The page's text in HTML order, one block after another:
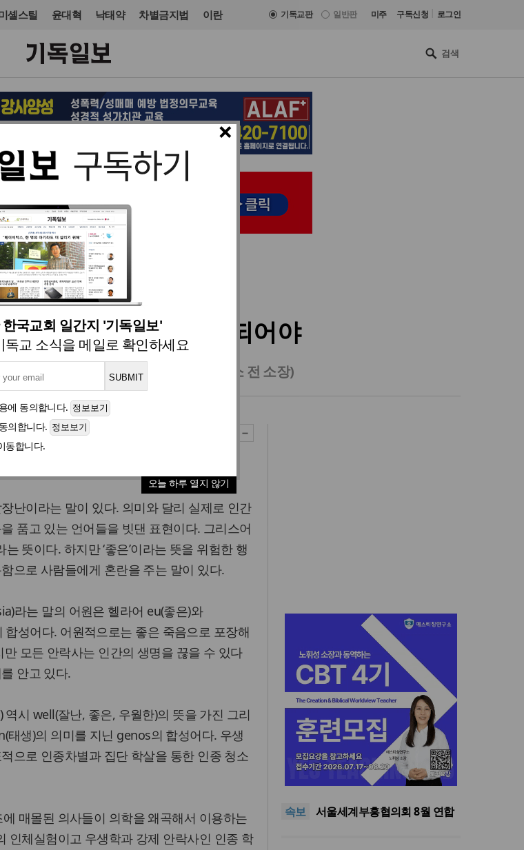
셸스틸 윤대혁 낙태약 차별금지법 이란 기독교판 일반판 미주 구독신청 로그인
×
국교회 일간지 '기독일보'
독교 소식을 메일로 확인하세요
에 동의합니다.
의합니다.
동합니다.
오늘 하루 열지 않기
칼럼 칼럼 입력 2025. 02. 26 14:35
하는 언론 보도 자제되어야
상임운영위원장, 성산생명윤리연구소 전 소장)
니다”
난이라는 말이 있다. 의미와 달리 실제로 인간
품고 있는 언어들을 빗댄 표현이다. 그리스어
는 뜻이다. 하지만 ‘좋은’이라는 뜻을 위험한 행
으로 사람들에게 혼란을 주는 말이 있다.
라는 말의 어원은 헬라어 eu(좋은)와
성어다. 어원적으로는 좋은 죽음으로 포장해
만 모든 안락사는 인간의 생명을 끊을 수 있다
안고 있다.
역시 well(잘난, 좋은, 우월한)의 뜻을 가진 그리
태생)의 의미를 지닌 genos의 합성어다. 우생
으로 인종차별과 집단 학살을 통한 인종 청소
매몰된 의사들이 의학을 왜곡해서 이용하는
인체실험이고 우생학과 강제 안락사인 인종 학
속보
“한국 복음의 시작에는 미국보
다 먼저 일본이 있었습니다”
“기도로 시작한 스틸 美 대사,
중단하라”
서울세계부흥협의회 8월 연합